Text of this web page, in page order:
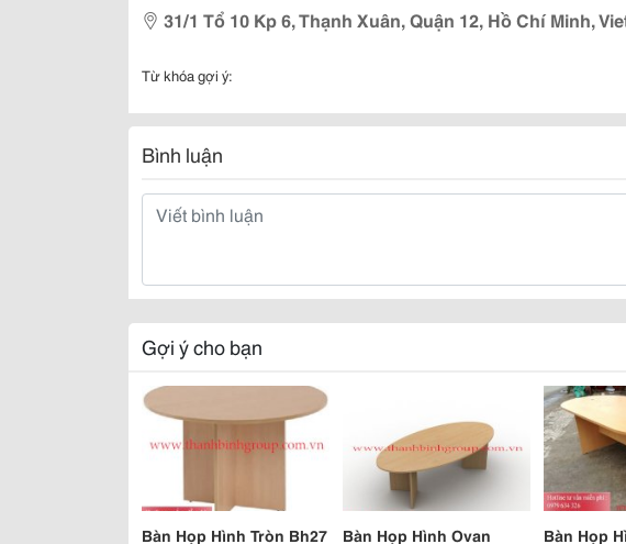
31/1 Tổ 10 Kp 6, Thạnh Xuân, Quận 12, Hồ Chí Minh,
Từ khóa gợi ý:
Bình luận
Gợi ý cho bạn
Bàn Họp Hình Tròn Bh27
Bàn Họp Hình Ovan
Bàn Họp